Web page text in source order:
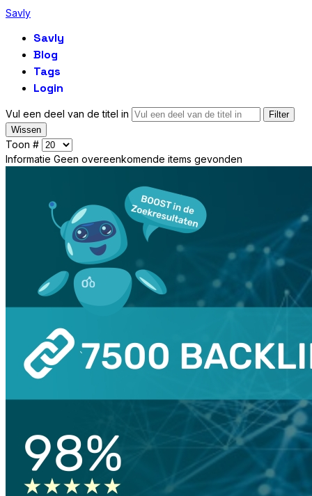
Savly
Savly
Blog
Tags
Login
Vul een deel van de titel in
Filter
Wissen
Toon #
Informatie Geen overeenkomende items gevonden